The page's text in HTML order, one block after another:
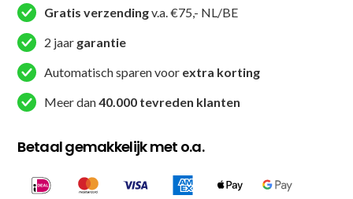
zwart
7002)
aantal
Gratis verzendingv.a. €75,- NL/BE
2 jaar garantie
Automatisch sparen voor extra korting
Meer dan40.000 tevreden klanten
Betaal gemakkelijk met o.a.